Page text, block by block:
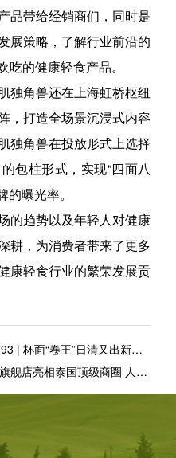
品带给经销商们，同时是
展策略，了解行业前沿的
的健康轻食产品。
独角兽还在上海虹桥枢纽
，打造全场景沉浸式内容
独角兽在投放形式上选择
包柱形式，实现“四面八
的曝光率。
的趋势以及年轻人对健康
耕，为消费者带来了更多
康轻食行业的繁荣发展贡
”日清又出新品？这次直接配料翻倍！
国顶级商圈 人气火爆掀排队狂潮！